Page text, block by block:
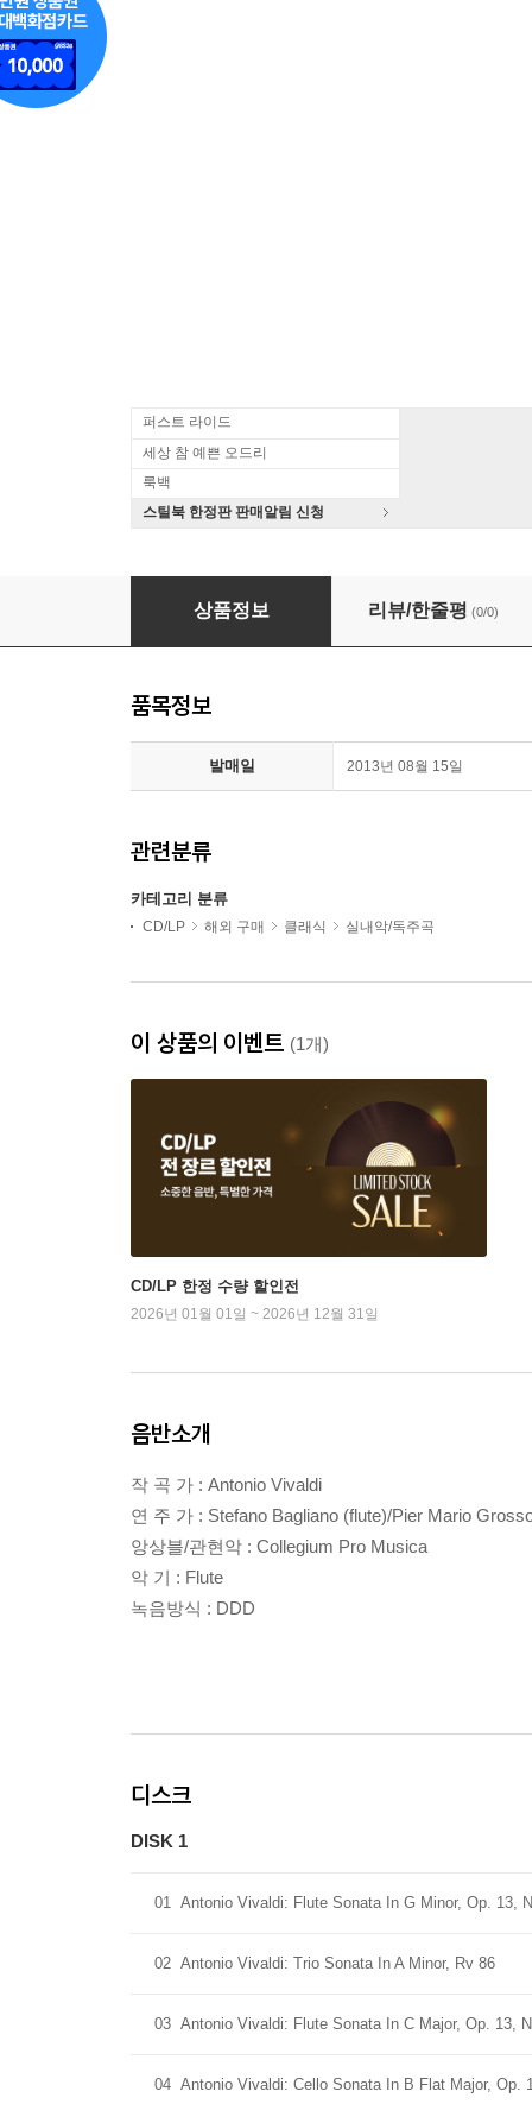
퍼스트 라이드
세상 참 예쁜 오드리
룩백
스틸북 한정판 판매알림 신청
비발디: 플루트 소나타와 협주곡 (Vivaldi:
상품정보 리뷰/한줄평 (0/0)
품목정보
발매일 2013년 08월 15일
관련분류
카테고리 분류
CD/LP 해외 구매 클래식 실내악/독주곡
이 상품의 이벤트 (1개)
CD/LP 한정 수량 할인전
2026년 01월 01일 ~ 2026년 12월 31일
음반소개
작 곡 가 : Antonio Vivaldi
연 주 가 : Stefano Bagliano (flute)/Pier Mario
앙상블/관현악 : Collegium Pro Musica
악 기 : Flute
녹음방식 : DDD
디스크
DISK 1
01 Antonio Vivaldi: Flute Sonata In G Minor, Op. 13,
02 Antonio Vivaldi: Trio Sonata In A Minor, Rv 86
03 Antonio Vivaldi: Flute Sonata In C Major, Op. 13,
04 Antonio Vivaldi: Cello Sonata In B Flat Major, Op.